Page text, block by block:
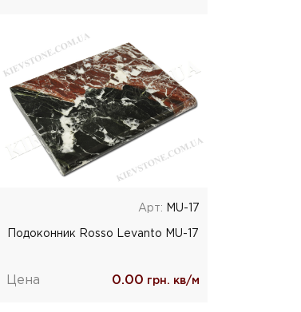
Арт: MU-17
Подоконник Rosso Levanto MU-17
Цена 0.00 грн. кв/м